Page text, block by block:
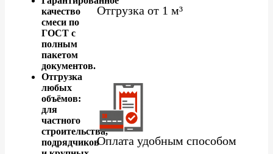
качество
смеси по
ГОСТ с
полным
пакетом
документов.
Отгрузка
любых
объёмов:
для
частного
строительства,
подрядчиков
Отгрузка от 1 м³
Оплата удобным способом